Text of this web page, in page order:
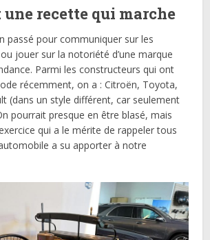
une recette qui marche
passé pour communiquer sur les
jouer sur la notoriété d’une marque
Parmi les constructeurs qui ont
récemment, on a : Citroën, Toyota,
(dans un style différent, car seulement
pourrait presque en être blasé, mais
qui a le mérite de rappeler tous
a su apporter à notre